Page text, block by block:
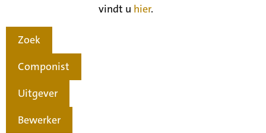
vindt u hier.
Zoek
Componist
Uitgever
Bewerker